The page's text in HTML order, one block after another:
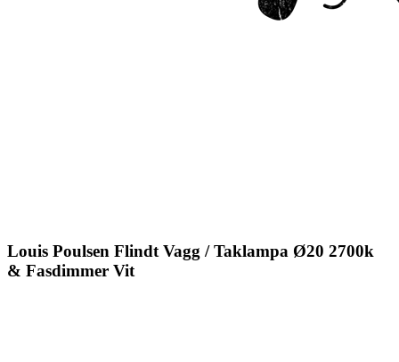
Louis Poulsen Flindt Vagg / Taklampa Ø20 2700k
& Fasdimmer Vit